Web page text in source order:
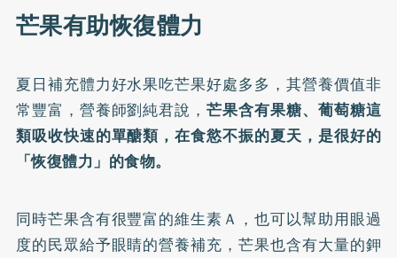
芒果有助恢復體力
夏日補充體力好水果吃芒果好處多多，其營養價值非
常豐富，營養師劉純君說，芒果含有果糖、葡萄糖這
類吸收快速的單醣類，在食慾不振的夏天，是很好的
「恢復體力」的食物。
同時芒果含有很豐富的維生素Ａ，也可以幫助用眼過
度的民眾給予眼睛的營養補充，芒果也含有大量的鉀